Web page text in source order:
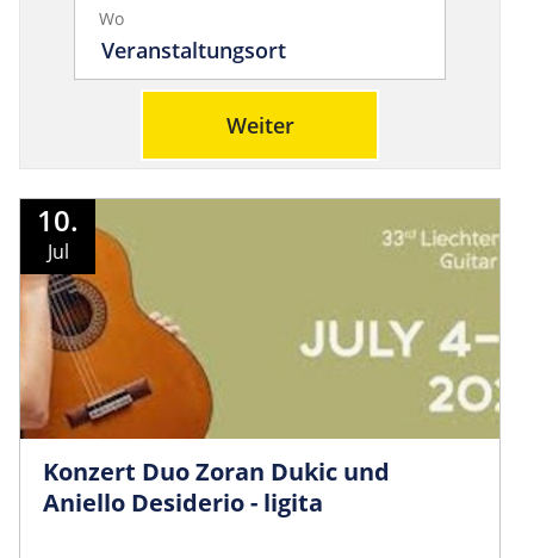
Wo
Weiter
10.
Jul
Konzert Duo Zoran Dukic und
Aniello Desiderio - ligita